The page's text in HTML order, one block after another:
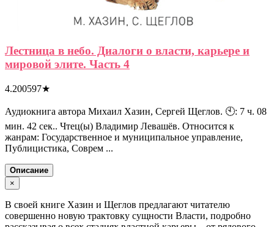
Лестница в небо. Диалоги о власти, карьере и
мировой элите. Часть 4
4.200597★
Аудиокнига автора Михаил Хазин, Сергей Щеглов. 🕙: 7 ч. 08
мин. 42 сек.. Чтец(ы) Владимир Левашёв. Относится к
жанрам: Государственное и муниципальное управление,
Публицистика, Соврем ...
Описание
×
В своей книге Хазин и Щеглов предлагают читателю
совершенно новую трактовку сущности Власти, подробно